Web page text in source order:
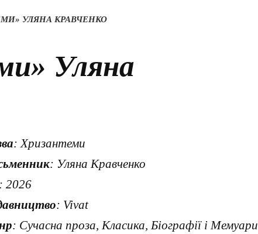
УЛЯНА КРАВЧЕНКО
Уляна
: Хризантеми
: Уляна Кравченко
2026
: Vivat
: Сучасна проза, Класика, Біографії і Мемуари